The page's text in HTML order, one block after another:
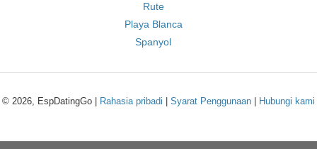
Rute
Playa Blanca
Spanyol
© 2026, EspDatingGo | Rahasia pribadi Syarat Penggunaan Hubungi kami